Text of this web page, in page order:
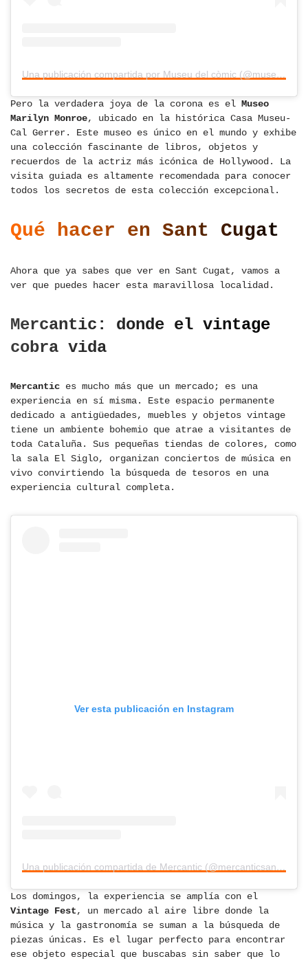
Una publicación compartida por Museu del còmic (@museudelcomic)
Pero la verdadera joya de la corona es el Museo
Marilyn Monroe, ubicado en la histórica Casa Museu-
Cal Gerrer. Este museo es único en el mundo y exhibe
una colección fascinante de libros, objetos y
recuerdos de la actriz más icónica de Hollywood. La
visita guiada es altamente recomendada para conocer
todos los secretos de esta colección excepcional.
Qué hacer en Sant Cugat
Ahora que ya sabes que ver en Sant Cugat, vamos a
ver que puedes hacer esta maravillosa localidad.
Mercantic: donde el vintage
cobra vida
Mercantic es mucho más que un mercado; es una
experiencia en sí misma. Este espacio permanente
dedicado a antigüedades, muebles y objetos vintage
tiene un ambiente bohemio que atrae a visitantes de
toda Cataluña. Sus pequeñas tiendas de colores, como
la sala El Siglo, organizan conciertos de música en
vivo convirtiendo la búsqueda de tesoros en una
experiencia cultural completa.
Ver esta publicación en Instagram
Una publicación compartida de Mercantic (@mercanticsantcugat)
Los domingos, la experiencia se amplía con el
Vintage Fest, un mercado al aire libre donde la
música y la gastronomía se suman a la búsqueda de
piezas únicas. Es el lugar perfecto para encontrar
ese objeto especial que buscabas sin saber que lo